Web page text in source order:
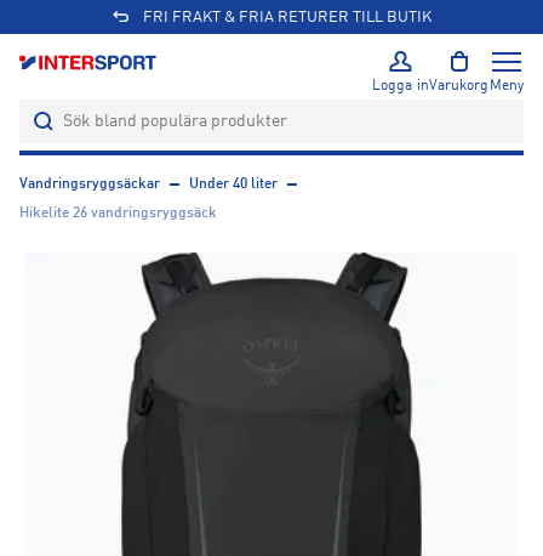
FRI FRAKT & FRIA RETURER TILL BUTIK
Logga inVarukorg Meny
Vandringsryggsäckar
Under 40 liter
Hikelite 26 vandringsryggsäck